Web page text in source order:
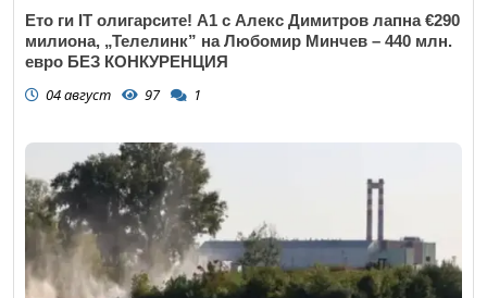
Ето ги IT олигарсите! А1 с Алекс Димитров лапна €290
милиона, „Телелинк” на Любомир Минчев – 440 млн.
евро БЕЗ КОНКУРЕНЦИЯ
04 август 97 1